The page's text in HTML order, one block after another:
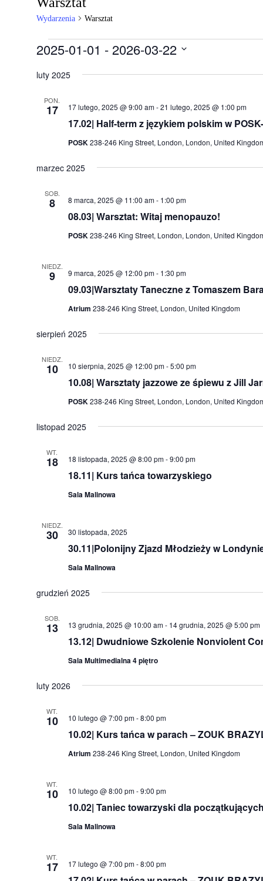
Wydarzenia Warsztat
Wydarzenia
2025-01-01 - 2026-03-22
datę.
luty 2025
PON.
17
17.02| Half-term z językiem polskim w
17 lutego, 2025 @ 9:00 am-21 lutego, 2025 @ 1:00 pm
POSK238-246 King Street, London, London, United
marzec 2025
SOB.
8
08.03| Warsztat: Witaj menopauzo!
8 marca, 2025 @ 11:00 am- 1:00 pm
POSK238-246 King Street, London, London, United
NIEDZ.
9
09.03|Warsztaty Taneczne z Tomaszem
9 marca, 2025 @ 12:00 pm- 1:30 pm
Atrium 238-246 King Street, London, United Kingdom
sierpień 2025
NIEDZ.
10
10.08| Warsztaty jazzowe ze śpiewu z Jill
10 sierpnia, 2025 @ 12:00 pm-5:00 pm
POSK238-246 King Street, London, London, United
listopad 2025
WT.
18
18.11| Kurs tańca towarzyskiego
18 listopada, 2025 @ 8:00 pm-9:00 pm
Sala Malinowa
NIEDZ.
30
30.11|Polonijny Zjazd Młodzieży w
30 listopada, 2025
Sala Malinowa
grudzień 2025
SOB.
13
13.12| Dwudniowe Szkolenie Nonviolent
13 grudnia, 2025 @ 10:00 am- 14 grudnia, 2025 @ 5:00 pm
Sala Multimedialna 4 piętro
luty 2026
WT.
10
10.02| Kurs tańca w parach – ZOUK
10 lutego @ 7:00 pm-8:00 pm
Atrium 238-246 King Street, London, United Kingdom
WT.
10
10.02| Taniec towarzyski dla początkujących
10 lutego @ 8:00 pm-9:00 pm
Sala Malinowa
WT.
17 17 lutego @ 7:00 pm-8:00 pm